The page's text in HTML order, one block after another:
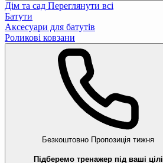
Дім та сад Переглянути всі
Батути
Аксесуари для батутів
Роликові ковзани
Безкоштовно Пропозиція тижня
Підберемо тренажер під ваші цілі